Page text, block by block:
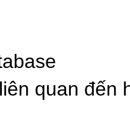
quan đến